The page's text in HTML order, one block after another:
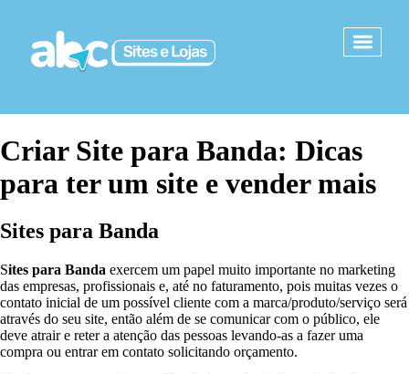
Criar Site para Banda: Dicas
para ter um site e vender mais
Sites para Banda
Sites para Banda exercem um papel muito importante no marketing
das empresas, profissionais e, até no faturamento, pois muitas vezes o
contato inicial de um possível cliente com a marca/produto/serviço será
através do seu site, então além de se comunicar com o público, ele
deve atrair e reter a atenção das pessoas levando-as a fazer uma
compra ou entrar em contato solicitando orçamento.